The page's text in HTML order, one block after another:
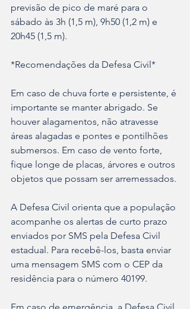
previsão de pico de maré para o
sábado às 3h (1,5 m), 9h50 (1,2 m) e
20h45 (1,5 m).
*Recomendações da Defesa Civil*
Em caso de chuva forte e persistente, é
importante se manter abrigado. Se
houver alagamentos, não atravesse
áreas alagadas e pontes e pontilhões
submersos. Em caso de vento forte,
fique longe de placas, árvores e outros
objetos que possam ser arremessados.
A Defesa Civil orienta que a população
acompanhe os alertas de curto prazo
enviados por SMS pela Defesa Civil
estadual. Para recebê-los, basta enviar
uma mensagem SMS com o CEP da
residência para o número 40199.